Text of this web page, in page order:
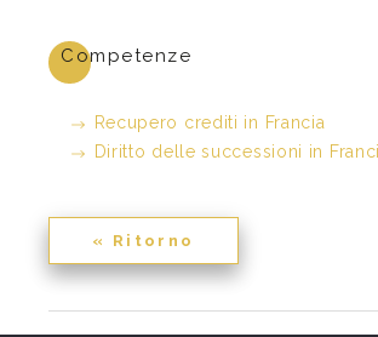
Competenze
Recupero crediti in Francia
Diritto delle successioni in
« Ritorno